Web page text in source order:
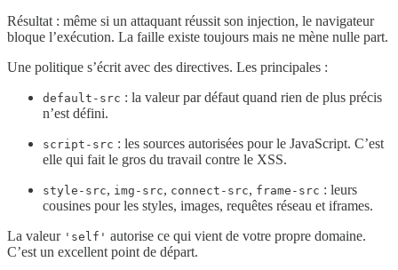
Résultat : même si un attaquant réussit son injection, le navigateur
bloque l’exécution. La faille existe toujours mais ne mène nulle part.
Une politique s’écrit avec des directives. Les principales :
default-src : la valeur par défaut quand rien de plus précis
n’est défini.
script-src : les sources autorisées pour le JavaScript. C’est
elle qui fait le gros du travail contre le XSS.
style-src, img-src, connect-src, frame-src : leurs
cousines pour les styles, images, requêtes réseau et iframes.
La valeur 'self' autorise ce qui vient de votre propre domaine.
C’est un excellent point de départ.